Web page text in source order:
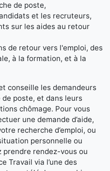
de poste,
et les recruteurs,
sur les aides au retour
de retour vers l'emploi, des
à la formation, et à la
conseille les demandeurs
de poste, et dans leurs
chômage. Pour vous
une demande d’aide,
recherche d’emploi, ou
personnelle ou
prendre rendez-vous ou
Travail via l’une des